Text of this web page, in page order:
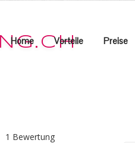
Home Vorteile Preise
1 Bewertung